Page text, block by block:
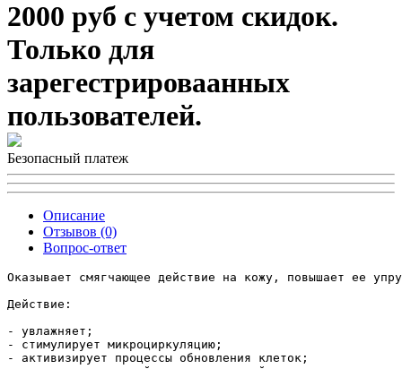
2000 руб с учетом скидок.
Только для
зарегестрироваанных
пользователей.
Безопасный платеж
Описание
Отзывов (0)
Вопрос-ответ
Оказывает смягчающее действие на кожу, повышает ее
Действие:
- увлажняет;
- стимулирует микроциркуляцию;
- активизирует процессы обновления клеток;